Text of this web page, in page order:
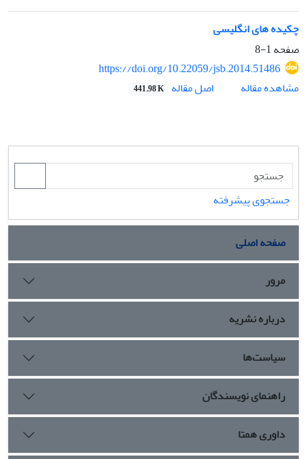
چکیده های انگلیسی
صفحه1-8
https://doi.org/10.22059/jsb.2014.51486
مشاهده مقاله
اصل مقاله 441.98 K
جستجوی پیشرفته
صفحه اصلی
مرور
درباره نشریه
سیاست‌ها
راهنمای نویسندگان
داوری همتا